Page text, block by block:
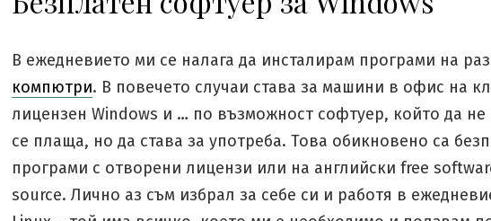
В ежедневието ми се налага да инсталирам програми на
компютри. В повечето случаи става за машини в офис на
лицензен Windows и … по възможност софтуер, който да не
се плаща, но да става за употреба. Това обикновено са
програми с отворени лицензи или на английски free
source. Лично аз съм избрал за себе си и работя в